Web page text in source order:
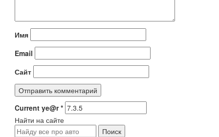
Имя
Email
Сайт
Current ye@r*
Найти на сайте